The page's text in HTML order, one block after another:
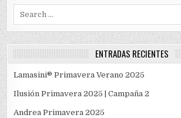
ENTRADAS RECIENTES
Lamasini® Primavera Verano 2025
Ilusión Primavera 2025 | Campaña 2
Andrea Primavera 2025